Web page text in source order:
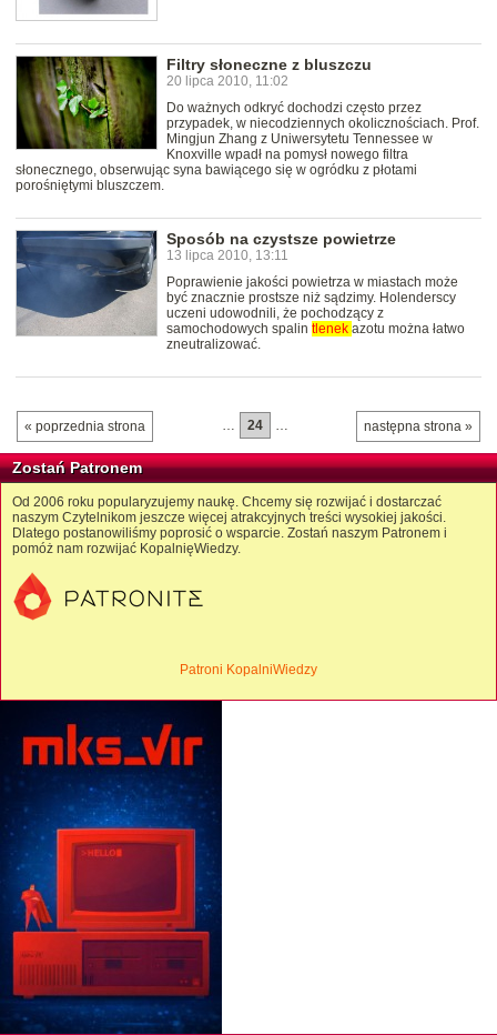
Filtry słoneczne z bluszczu
20 lipca 2010, 11:02
Do ważnych odkryć dochodzi często przez
przypadek, w niecodziennych okolicznościach. Prof.
Mingjun Zhang z Uniwersytetu Tennessee w
Knoxville wpadł na pomysł nowego filtra
słonecznego, obserwując syna bawiącego się w ogródku z płotami
porośniętymi bluszczem.
Sposób na czystsze powietrze
13 lipca 2010, 13:11
Poprawienie jakości powietrza w miastach może
być znacznie prostsze niż sądzimy. Holenderscy
uczeni udowodnili, że pochodzący z
samochodowych spalin tlenek azotu można łatwo
zneutralizować.
« poprzednia strona następna strona »
24
Zostań Patronem
Od 2006 roku popularyzujemy naukę. Chcemy się rozwijać i dostarczać
naszym Czytelnikom jeszcze więcej atrakcyjnych treści wysokiej jakości.
Dlatego postanowiliśmy poprosić o wsparcie. Zostań naszym Patronem i
pomóż nam rozwijać KopalnięWiedzy.
Patroni KopalniWiedzy